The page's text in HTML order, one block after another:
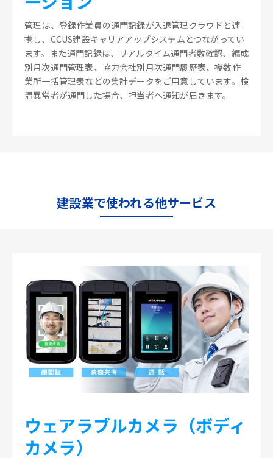
管理は、登録作業員の通門記録が入退管理クラウドと連
携し、CCUS建設キャリアアップシステムとつながってい
ます。また通門記録は、リアルタイム通門者数確認、編成
別月次通門管理表、協力会社別月次通門履歴表、複数作
業所一括管理表などの集計データをご用意しています。検
温異常者が通門した場合、担当者へ通知が届きます。
建設業で使われる他サービス
ウェアラブルカメラ（ボディ
カメラ）